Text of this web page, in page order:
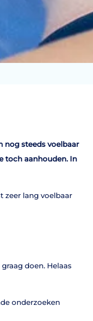
nog steeds voelbaar
toch aanhouden. In
zeer lang voelbaar
doen. Helaas
onderzoeken